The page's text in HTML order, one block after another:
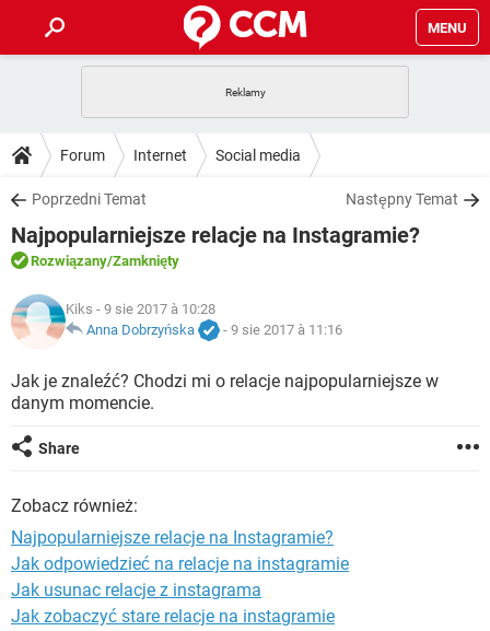
MENU
GRY WHATSAPP
SPOTIFY
INSTAGRAM FACEBOOK
WINDOWS 10
PORADY
PlayStation
SPOTIFY
INSTAGRAM
WINDOWS 10
DO POBRANIA
ANDROID TIKTOK
GRY
IOS
INSTAGRAM
WINDOWS 10
FORUM
COVID-19
GRY WHATSAPP
INSTAGRAM
WINDOWS 10
ARTYKUŁY
COVID-19
GRY WHATSAPP
INSTAGRAM
WINDOWS 10
Forum Internet Social media
Poprzedni Temat Następny Temat
Najpopularniejsze relacje na Instagramie?
Rozwiązany/Zamknięty
Kiks - 9 sie 2017 à 10:28
Anna Dobrzyńska
- 9 sie 2017 à 11:16
Jak je znaleźć? Chodzi mi o relacje najpopularniejsze w
danym momencie.
Share
Zobacz również:
Najpopularniejsze relacje na Instagramie?
Jak odpowiedzieć na relacje na instagramie
Jak usunac relacje z instagrama
Jak zobaczyć stare relacje na instagramie